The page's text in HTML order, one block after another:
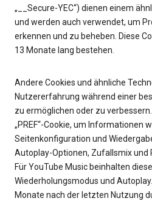
„__Secure-YEC“) dienen einem
und werden auch verwendet, um
erkennen und zu beheben. Diese
13 Monate lang bestehen.
Andere Cookies und ähnliche
Nutzererfahrung während einer
zu ermöglichen oder zu
„PREF“-Cookie, um Informationen
Seitenkonfiguration und
Autoplay-Optionen, Zufallsmix und
Für YouTube Music beinhalten
Wiederholungsmodus und
Monate nach der letzten Nutzung